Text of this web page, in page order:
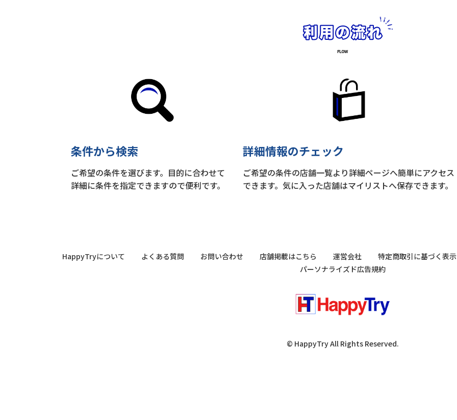
条件から検索
ご希望の条件を選びます。目的に合わせて
詳細に条件を指定できますので便利です。
詳細情報のチェック
ご希望の条件の店舗一覧より詳細ページへ簡単にアクセス
できます。気に入った店舗はマイリストへ保存できます。
HappyTryについて よくある質問 お問い合わせ 店舗掲載はこちら 運営会社
特定商取引に基づく表示
パーソナライズド広告規約
© HappyTry All Rights Reserved.